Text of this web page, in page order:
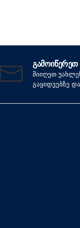
ᲒᲐᲛᲝᲘᲬᲔᲠᲔᲗ
მიიღეთ
გაყიდვებზე